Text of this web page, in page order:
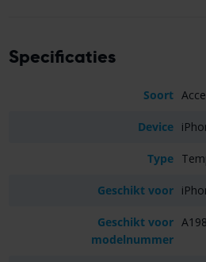
Specificaties
Soort
Device
Type
Geschikt voor
Geschikt voor
modelnummer